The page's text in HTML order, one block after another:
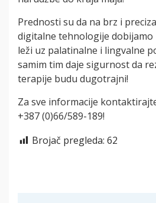
Prednosti su da na brz i
digitalne tehnologije
leži uz palatinalne i lingvalne
samim tim daje sigurnost da
terapije budu dugotrajni!
Za sve informacije
+387 (0)66/589-189!
Brojač pregleda: 62